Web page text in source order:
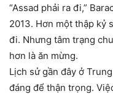
“Assad phải ra đi,”
2013. Hơn một thập kỷ
đi. Nhưng tâm trạng
hơn là ăn mừng.
Lịch sử gần đây ở
đáng để thận trọng.